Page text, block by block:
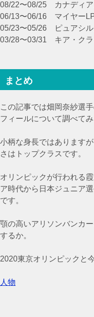
08/22〜08/25
カナディ
06/13〜06/16 マイヤー
05/23〜05/26
ピュアシ
03/28〜03/31 キア・ク
まとめ
この記事では畑岡奈紗選
フィールについて調べてみ
小柄な身長ではあります
さはトップクラスです。
オリンピックが行われる
ア時代から日本ジュニア
です。
顎の高いアリソンバンカ
するか。
2020東京オリンピックと
人物